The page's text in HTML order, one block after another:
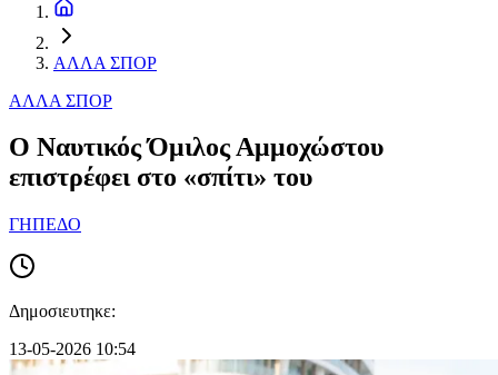
ΑΛΛΑ ΣΠΟΡ
ΑΛΛΑ ΣΠΟΡ
O Ναυτικός Όμιλος Αμμοχώστου
επιστρέφει στο «σπίτι» του
ΓΗΠΕΔΟ
Δημοσιευτηκε:
13-05-2026 10:54